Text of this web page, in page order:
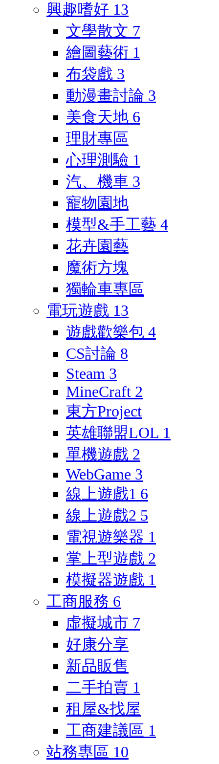
興趣嗜好 13
文學散文 7
繪圖藝術 1
布袋戲 3
動漫畫討論 3
美食天地 6
理財專區
心理測驗 1
汽、機車 3
寵物園地
模型&手工藝 4
花卉園藝
魔術方塊
獨輪車專區
電玩遊戲 13
遊戲歡樂包 4
CS討論 8
Steam 3
MineCraft 2
東方Project
英雄聯盟LOL 1
單機遊戲 2
WebGame 3
線上遊戲1 6
線上遊戲2 5
電視遊樂器 1
掌上型遊戲 2
模擬器遊戲 1
工商服務 6
虛擬城市 7
好康分享
新品販售
二手拍賣 1
租屋&找屋
工商建議區 1
站務專區 10